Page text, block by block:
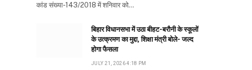
कांड संख्या-143/2018 में शनिवार को…
बिहार विधानसभा में उठा बीहट-बरौनी के स्कूलों
के उत्क्रमण का मुद्दा, शिक्षा मंत्री बोले- जल्द
होगा फैसला
JULY 21, 2026 4:18 PM